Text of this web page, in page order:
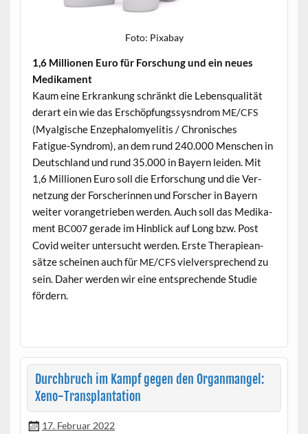
Foto: Pix­abay
1,6 Mil­lio­nen Euro für Forschung und ein neues
Medikament
Kaum eine Erkrankung schränkt die Leben­squal­ität
der­art ein wie das Erschöp­fungssys­ndrom ME/CFS
(Myal­gis­che Enzephalomyelitis / Chro­nis­ches
Fatigue-Syn­drom), an dem rund 240.000 Men­schen in
Deutsch­land und rund 35.000 in Bay­ern lei­den. Mit
1,6 Mil­lio­nen Euro soll die Erforschung und die Ver­
net­zung der Forscherin­nen und Forsch­er in Bay­ern
weit­er vor­angetrieben wer­den. Auch soll das Medika­
ment BC007ger­ade im Hin­blick auf Long bzw. Post
Covid weit­er unter­sucht wer­den. Erste Ther­a­piean­
sätze scheinen auch für ME/CFSvielver­sprechend zu
sein. Daher wer­den wir eine entsprechende Studie
fördern.
Durchbruch im Kampf gegen den Organmangel:
Xeno-Transplantation
17. Februar 2022